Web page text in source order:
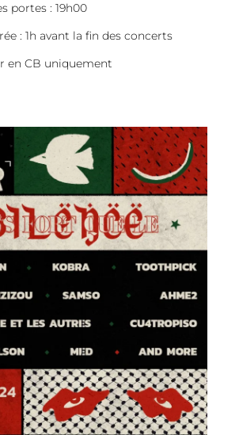
portes : 19h00
: 1h avant la fin des concerts
en CB uniquement